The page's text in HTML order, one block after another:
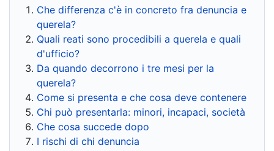
Che differenza c'è in concreto fra denuncia e
querela?
Quali reati sono procedibili a querela e quali
d'ufficio?
Da quando decorrono i tre mesi per la
querela?
Come si presenta e che cosa deve contenere
Chi può presentarla: minori, incapaci, società
Che cosa succede dopo
I rischi di chi denuncia